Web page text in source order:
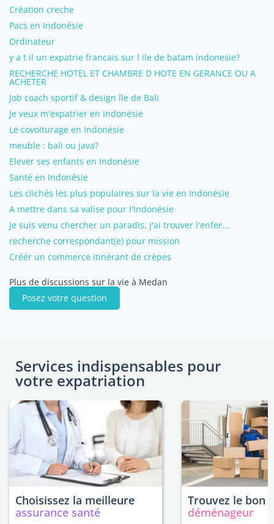
Création creche
Pacs en Indonésie
Ordinateur
y a t il un expatrie francais sur l ile de batam indonesie?
RECHERCHE HOTEL ET CHAMBRE D HOTE EN GERANCE OU A
ACHETER
Job coach sportif & design île de Bali
Je veux m'expatrier en Indonésie
Le covoiturage en Indonésie
meuble : bali ou java?
Elever ses enfants en Indonésie
Santé en Indonésie
Les clichés les plus populaires sur la vie en Indonésie
A mettre dans sa valise pour l'Indonésie
Je suis venu chercher un paradis, j'ai trouver l'enfer...
recherche correspondant(e) pour mission
Créér un commerce itinérant de crèpes
Plus de discussions sur la vie à Medan
Posez votre question
Services indispensables pour
votre expatriation
Choisissez la meilleure
assurance santé
Trouvez le bon
déménageur